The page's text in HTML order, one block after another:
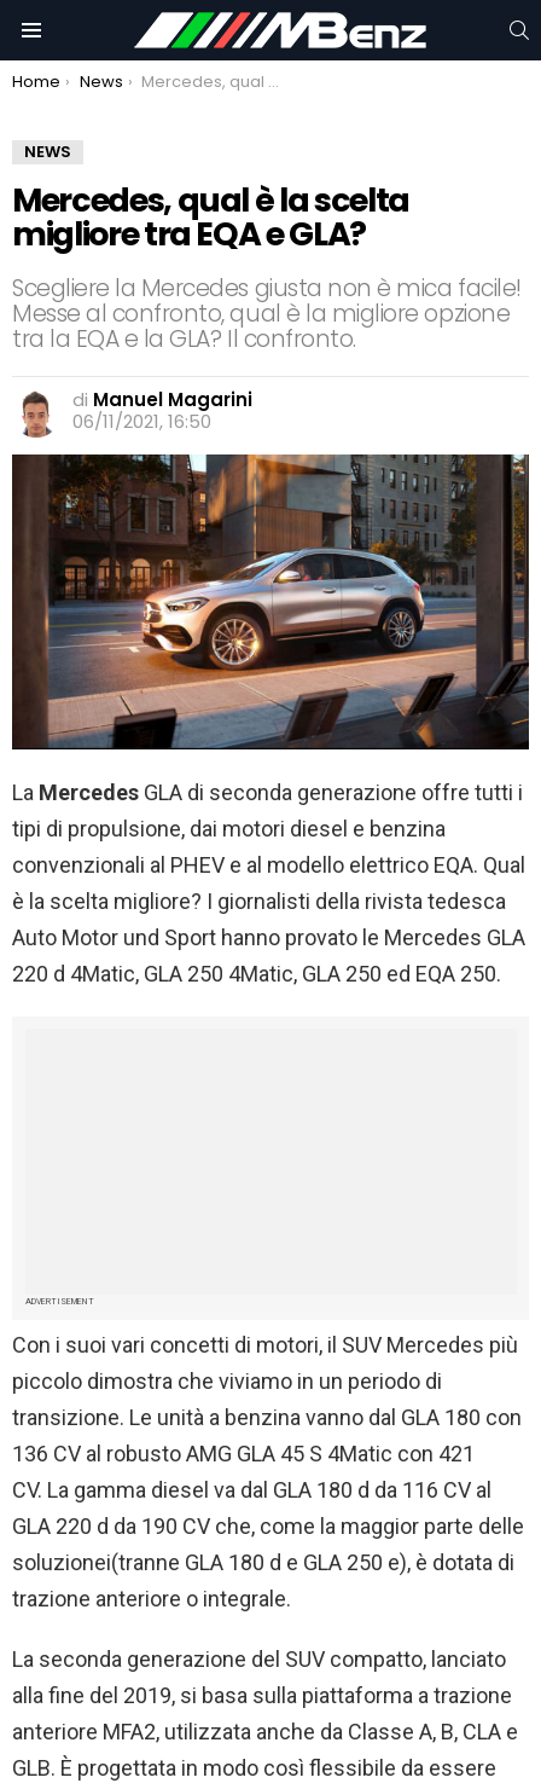
You are here:
Home News Mercedes, qual è la scelta migliore tra EQA e GLA?
NEWS
Mercedes, qual è la scelta
migliore tra EQA e GLA?
Scegliere la Mercedes giusta non è mica facile!
Messe al confronto, qual è la migliore opzione
tra la EQA e la GLA? Il confronto.
di Manuel Magarini
06/11/2021, 16:50
La Mercedes GLA di seconda generazione offre tutti i
tipi di propulsione, dai motori diesel e benzina
convenzionali al PHEV e al modello elettrico EQA. Qual
è la scelta migliore? I giornalisti della rivista tedesca
Auto Motor und Sport hanno provato le Mercedes GLA
220 d 4Matic, GLA 250 4Matic, GLA 250 ed EQA 250.
ADVERTISEMENT
Con i suoi vari concetti di motori, il SUV Mercedes più
piccolo dimostra che viviamo in un periodo di
transizione. Le unità a benzina vanno dal GLA 180 con
136 CV al robusto AMG GLA 45 S 4Matic con 421
CV. La gamma diesel va dal GLA 180 d da 116 CV al
GLA 220 d da 190 CV che, come la maggior parte delle
soluzionei(tranne GLA 180 d e GLA 250 e), è dotata di
trazione anteriore o integrale.
La seconda generazione del SUV compatto, lanciato
alla fine del 2019, si basa sulla piattaforma a trazione
anteriore MFA2, utilizzata anche da Classe A, B, CLA e
GLB. È progettata in modo così flessibile da essere